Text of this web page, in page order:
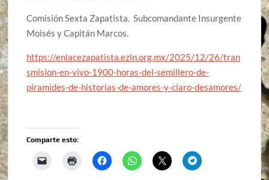
Comisión Sexta Zapatista. Subcomandante Insurgente
Moisés y Capitán Marcos.
https://enlacezapatista.ezln.org.mx/2025/12/26/tran
smision-en-vivo-1900-horas-del-semillero-de-
piramides-de-historias-de-amores-y-claro-desamores/
Comparte esto: